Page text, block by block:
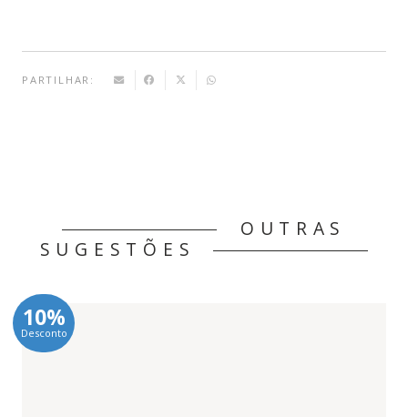
PARTILHAR:
OUTRAS
SUGESTÕES
10%
Desconto